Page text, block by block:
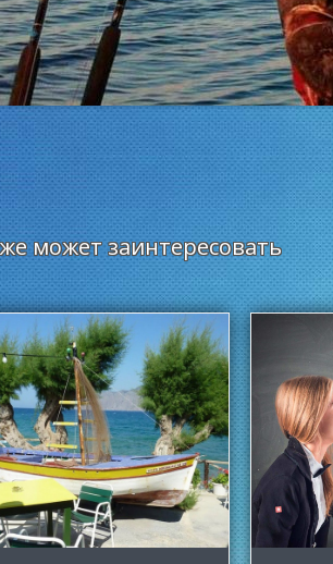
может заинтересовать
Узнать больше